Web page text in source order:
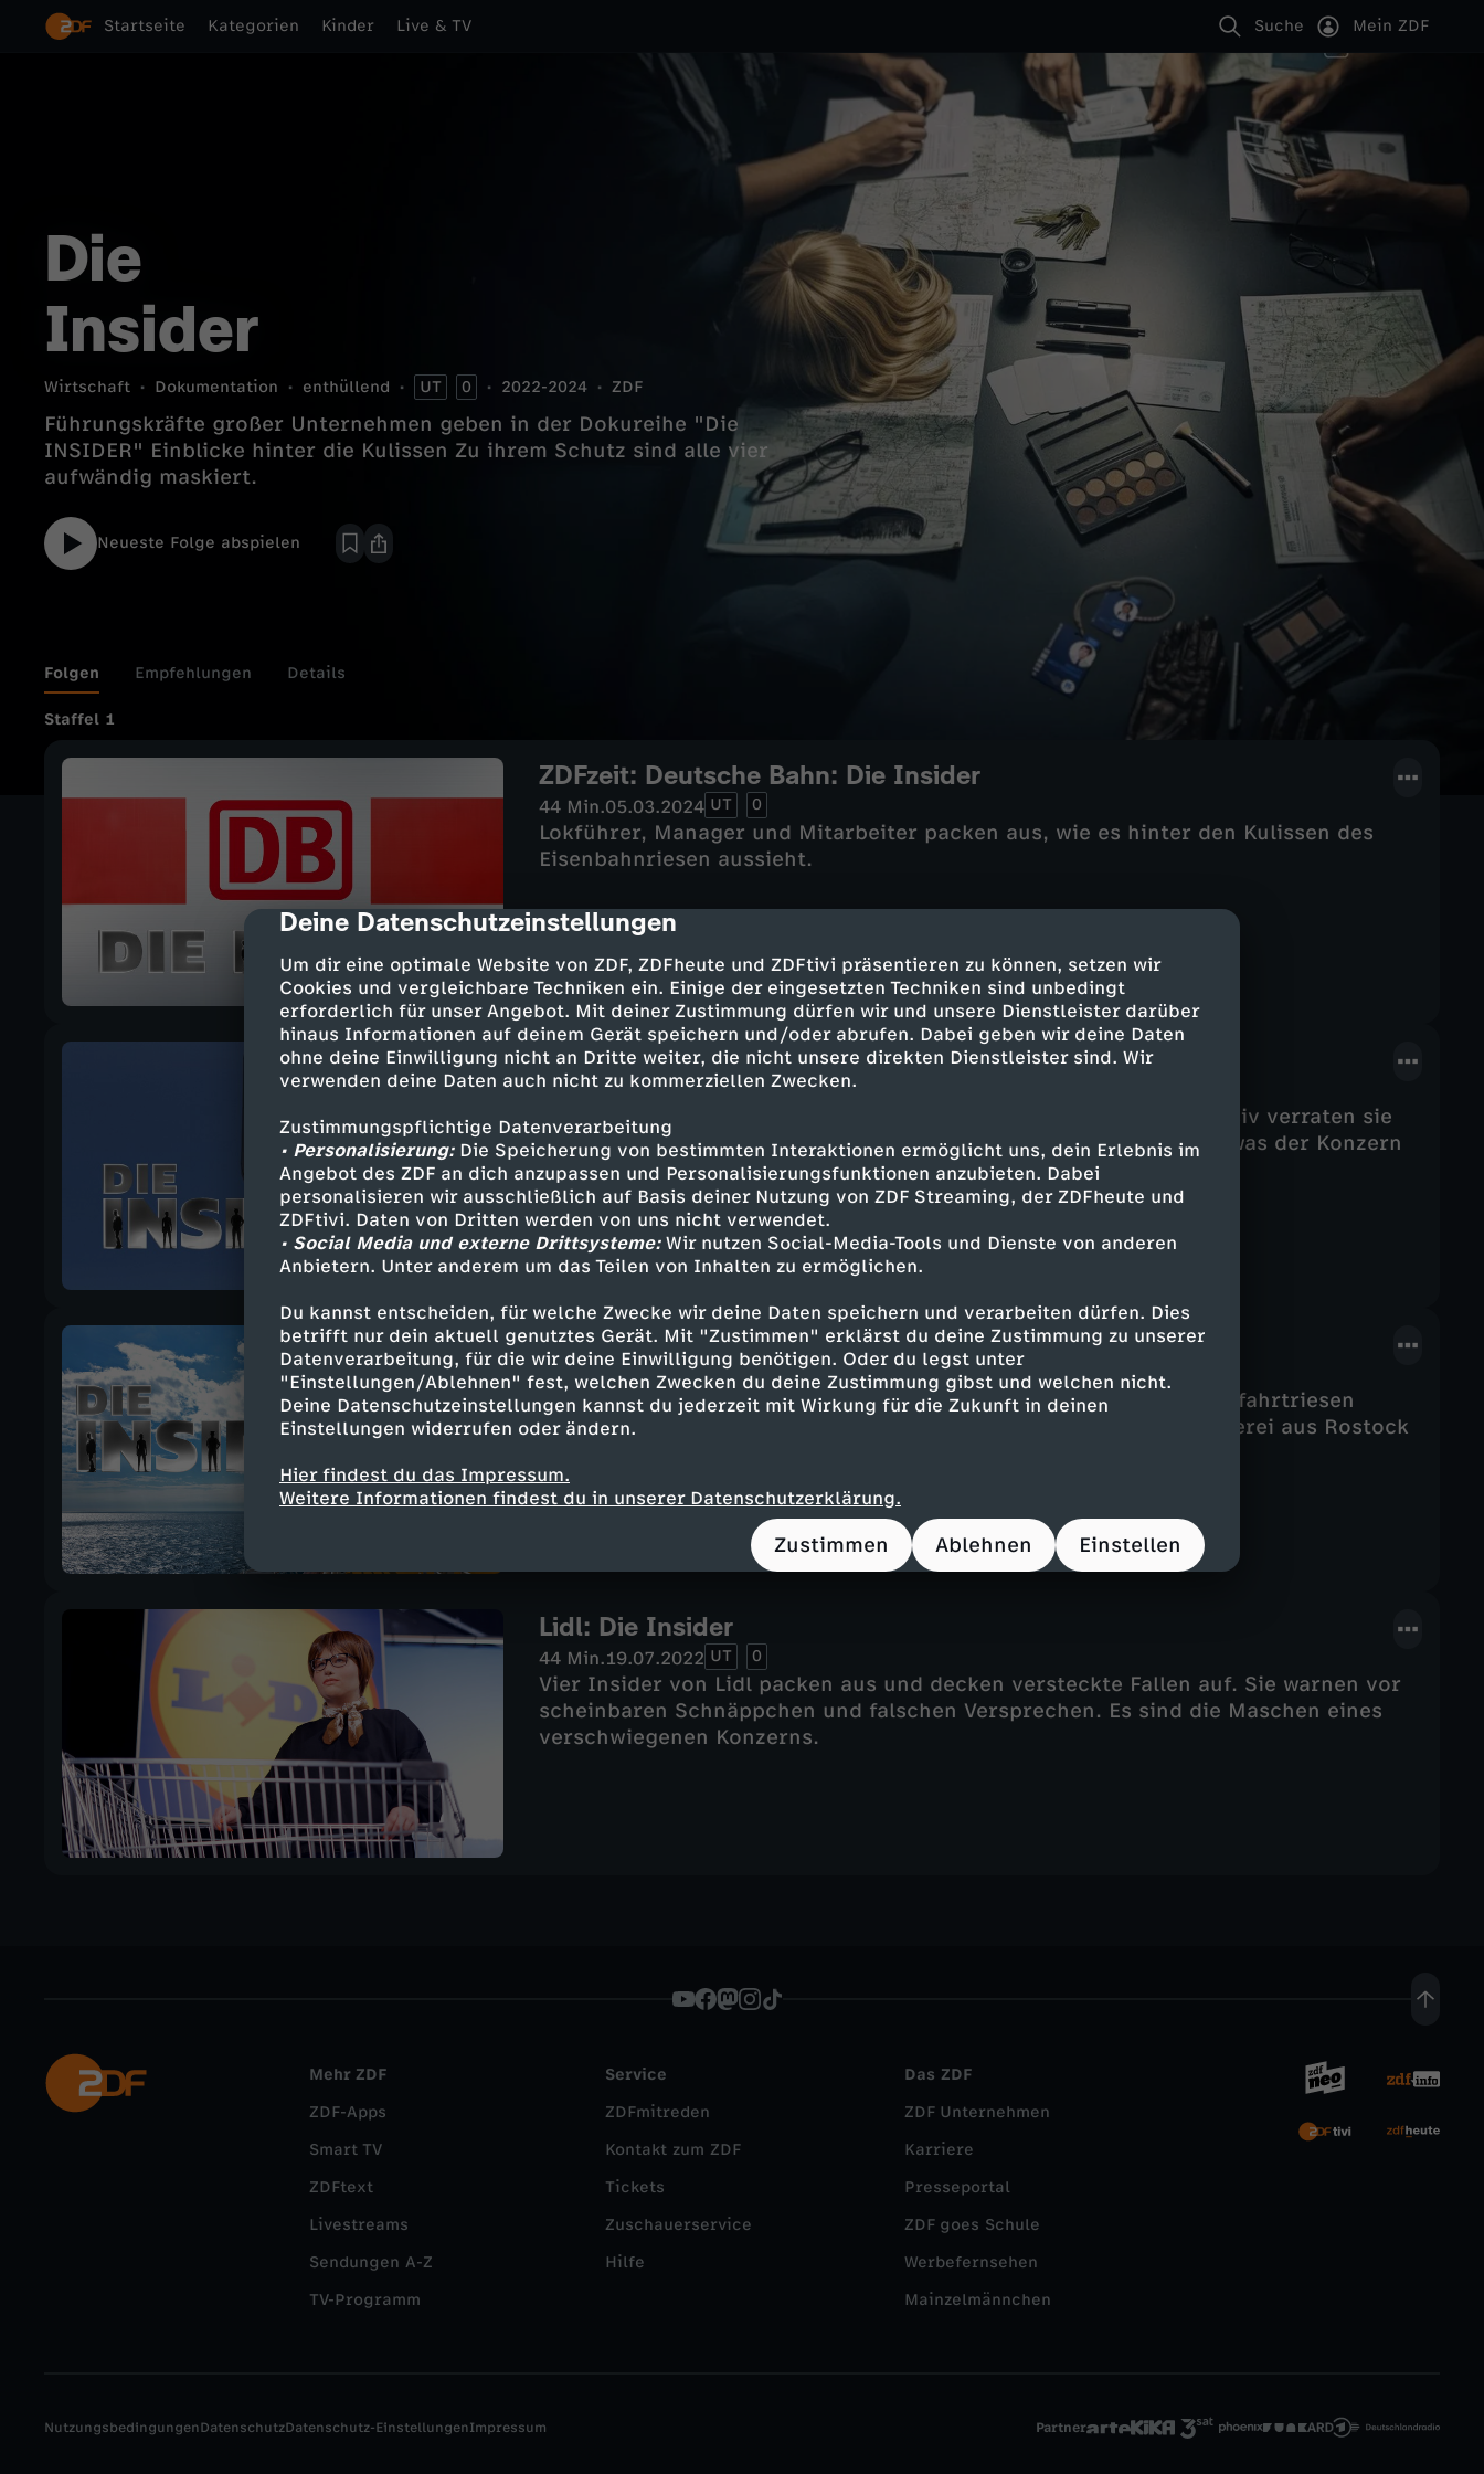
cmp-dialog-description
Deine Datenschutzeinstellungen
Um dir eine optimale Website von ZDF, ZDFheute und ZDFtivi präsentieren zu können, setzen wir
Cookies und vergleichbare Techniken ein. Einige der eingesetzten Techniken sind unbedingt
erforderlich für unser Angebot. Mit deiner Zustimmung dürfen wir und unsere Dienstleister darüber
hinaus Informationen auf deinem Gerät speichern und/oder abrufen. Dabei geben wir deine Daten
ohne deine Einwilligung nicht an Dritte weiter, die nicht unsere direkten Dienstleister sind. Wir
verwenden deine Daten auch nicht zu kommerziellen Zwecken.
Zustimmungspflichtige Datenverarbeitung
• Personalisierung:Die Speicherung von bestimmten Interaktionen ermöglicht uns, dein Erlebnis im
Angebot des ZDF an dich anzupassen und Personalisierungsfunktionen anzubieten. Dabei
personalisieren wir ausschließlich auf Basis deiner Nutzung von ZDF Streaming, der ZDFheute und
ZDFtivi. Daten von Dritten werden von uns nicht verwendet.
• Social Media und externe Drittsysteme:Wir nutzen Social-Media-Tools und Dienste von anderen
Anbietern. Unter anderem um das Teilen von Inhalten zu ermöglichen.
Du kannst entscheiden, für welche Zwecke wir deine Daten speichern und verarbeiten dürfen. Dies
betrifft nur dein aktuell genutztes Gerät. Mit "Zustimmen" erklärst du deine Zustimmung zu unserer
Datenverarbeitung, für die wir deine Einwilligung benötigen. Oder du legst unter
"Einstellungen/Ablehnen" fest, welchen Zwecken du deine Zustimmung gibst und welchen nicht.
Deine Datenschutzeinstellungen kannst du jederzeit mit Wirkung für die Zukunft in deinen
Einstellungen widerrufen oder ändern.
Hier findest du das Impressum.
Weitere Informationen findest du in unserer Datenschutzerklärung.
Zustimmen Ablehnen Einstellen
Startseite Kategorien Kinder Live & TV Suche Mein ZDF
Die
Insider
Wirtschaft Dokumentation enthüllend UT 0 2022-2024 ZDF
Führungskräfte großer Unternehmen geben in der Dokureihe "Die
INSIDER" Einblicke hinter die Kulissen Zu ihrem Schutz sind alle vier
aufwändig maskiert.
Neueste Folge abspielen
Folgen Empfehlungen Details
Staffel 1
ZDFzeit: Deutsche Bahn: Die Insider
44 Min.05.03.2024 UT 0
Lokführer, Manager und Mitarbeiter packen aus, wie es hinter den Kulissen des
Eisenbahnriesen aussieht.
Rossmann: Die Insider
44 Min. 06.06.2023 UT 0
Aufwendig maskiert packen vier Insider von Rossmann aus: Exklusiv verraten sie
die geheimen Verkaufstricks des Drogeriegiganten. Sie erzählen, was der Konzern
versucht zu verschweigen.
AIDA: Die Insider
44 Min. 30.05.2023 UT 0
Aufwendig maskiert packen Insider von "AIDA" aus: Auf den Kreuzfahrtriesen
werden Reisende systematisch zur Kasse gebeten. Damit die Reederei aus Rostock
Lidl: Die Insider
44 Min.19.07.2022 UT 0
Vier Insider von Lidl packen aus und decken versteckte Fallen auf. Sie warnen vor
scheinbaren Schnäppchen und falschen Versprechen. Es sind die Maschen eines
verschwiegenen Konzerns.
Mehr ZDF
ZDF-Apps
Smart TV
ZDFtext
Livestreams
Sendungen A-Z
TV-Programm
Service
ZDFmitreden
Kontakt zum ZDF
Tickets
Zuschauerservice
Hilfe
Das ZDF
ZDF Unternehmen
Karriere
Presseportal
ZDF goes Schule
Werbefernsehen
Mainzelmännchen
Partner
NutzungsbedingungenDatenschutzDatenschutz-EinstellungenImpressum